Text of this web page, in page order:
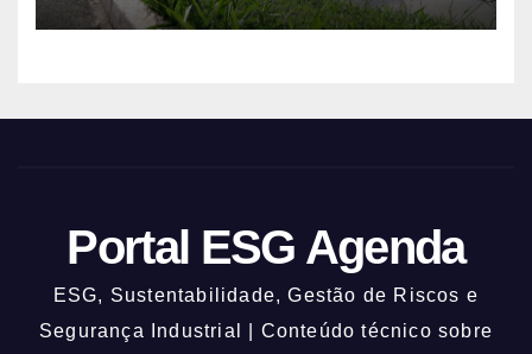
Portal ESG Agenda
ESG, Sustentabilidade, Gestão de Riscos e
Segurança Industrial | Conteúdo técnico sobre